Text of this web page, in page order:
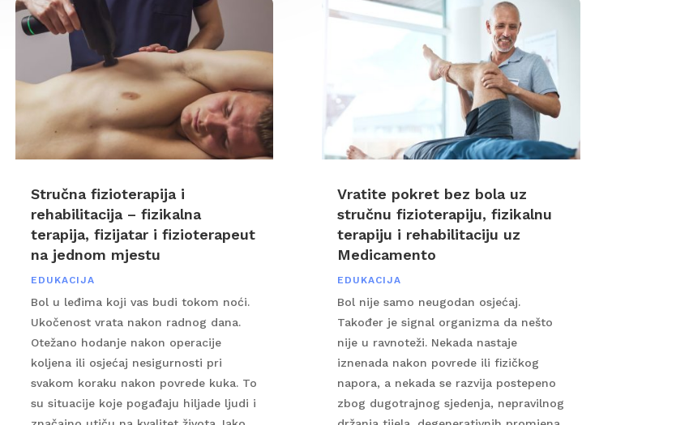
Stručna fizioterapija i
rehabilitacija – fizikalna
terapija, fizijatar i fizioterapeut
na jednom mjestu
EDUKACIJA
Bol u leđima koji vas budi tokom noći.
Ukočenost vrata nakon radnog dana.
Otežano hodanje nakon operacije
koljena ili osjećaj nesigurnosti pri
svakom koraku nakon povrede kuka. To
su situacije koje pogađaju hiljade ljudi i
Vratite pokret bez bola uz
stručnu fizioterapiju, fizikalnu
terapiju i rehabilitaciju uz
Medicamento
EDUKACIJA
Bol nije samo neugodan osjećaj.
Također je signal organizma da nešto
nije u ravnoteži. Nekada nastaje
iznenada nakon povrede ili fizičkog
napora, a nekada se razvija postepeno
zbog dugotrajnog sjedenja, nepravilnog